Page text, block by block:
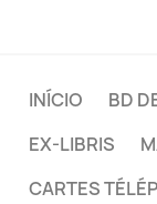
INÍCIO
BD
EX-LIBRIS
CARTES